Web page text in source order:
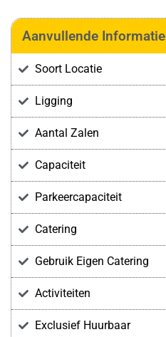
Aanvullende Informatie
Soort Locatie
Ligging
Aantal Zalen
Capaciteit
Parkeercapaciteit
Catering
Gebruik Eigen Catering
Activiteiten
Exclusief Huurbaar